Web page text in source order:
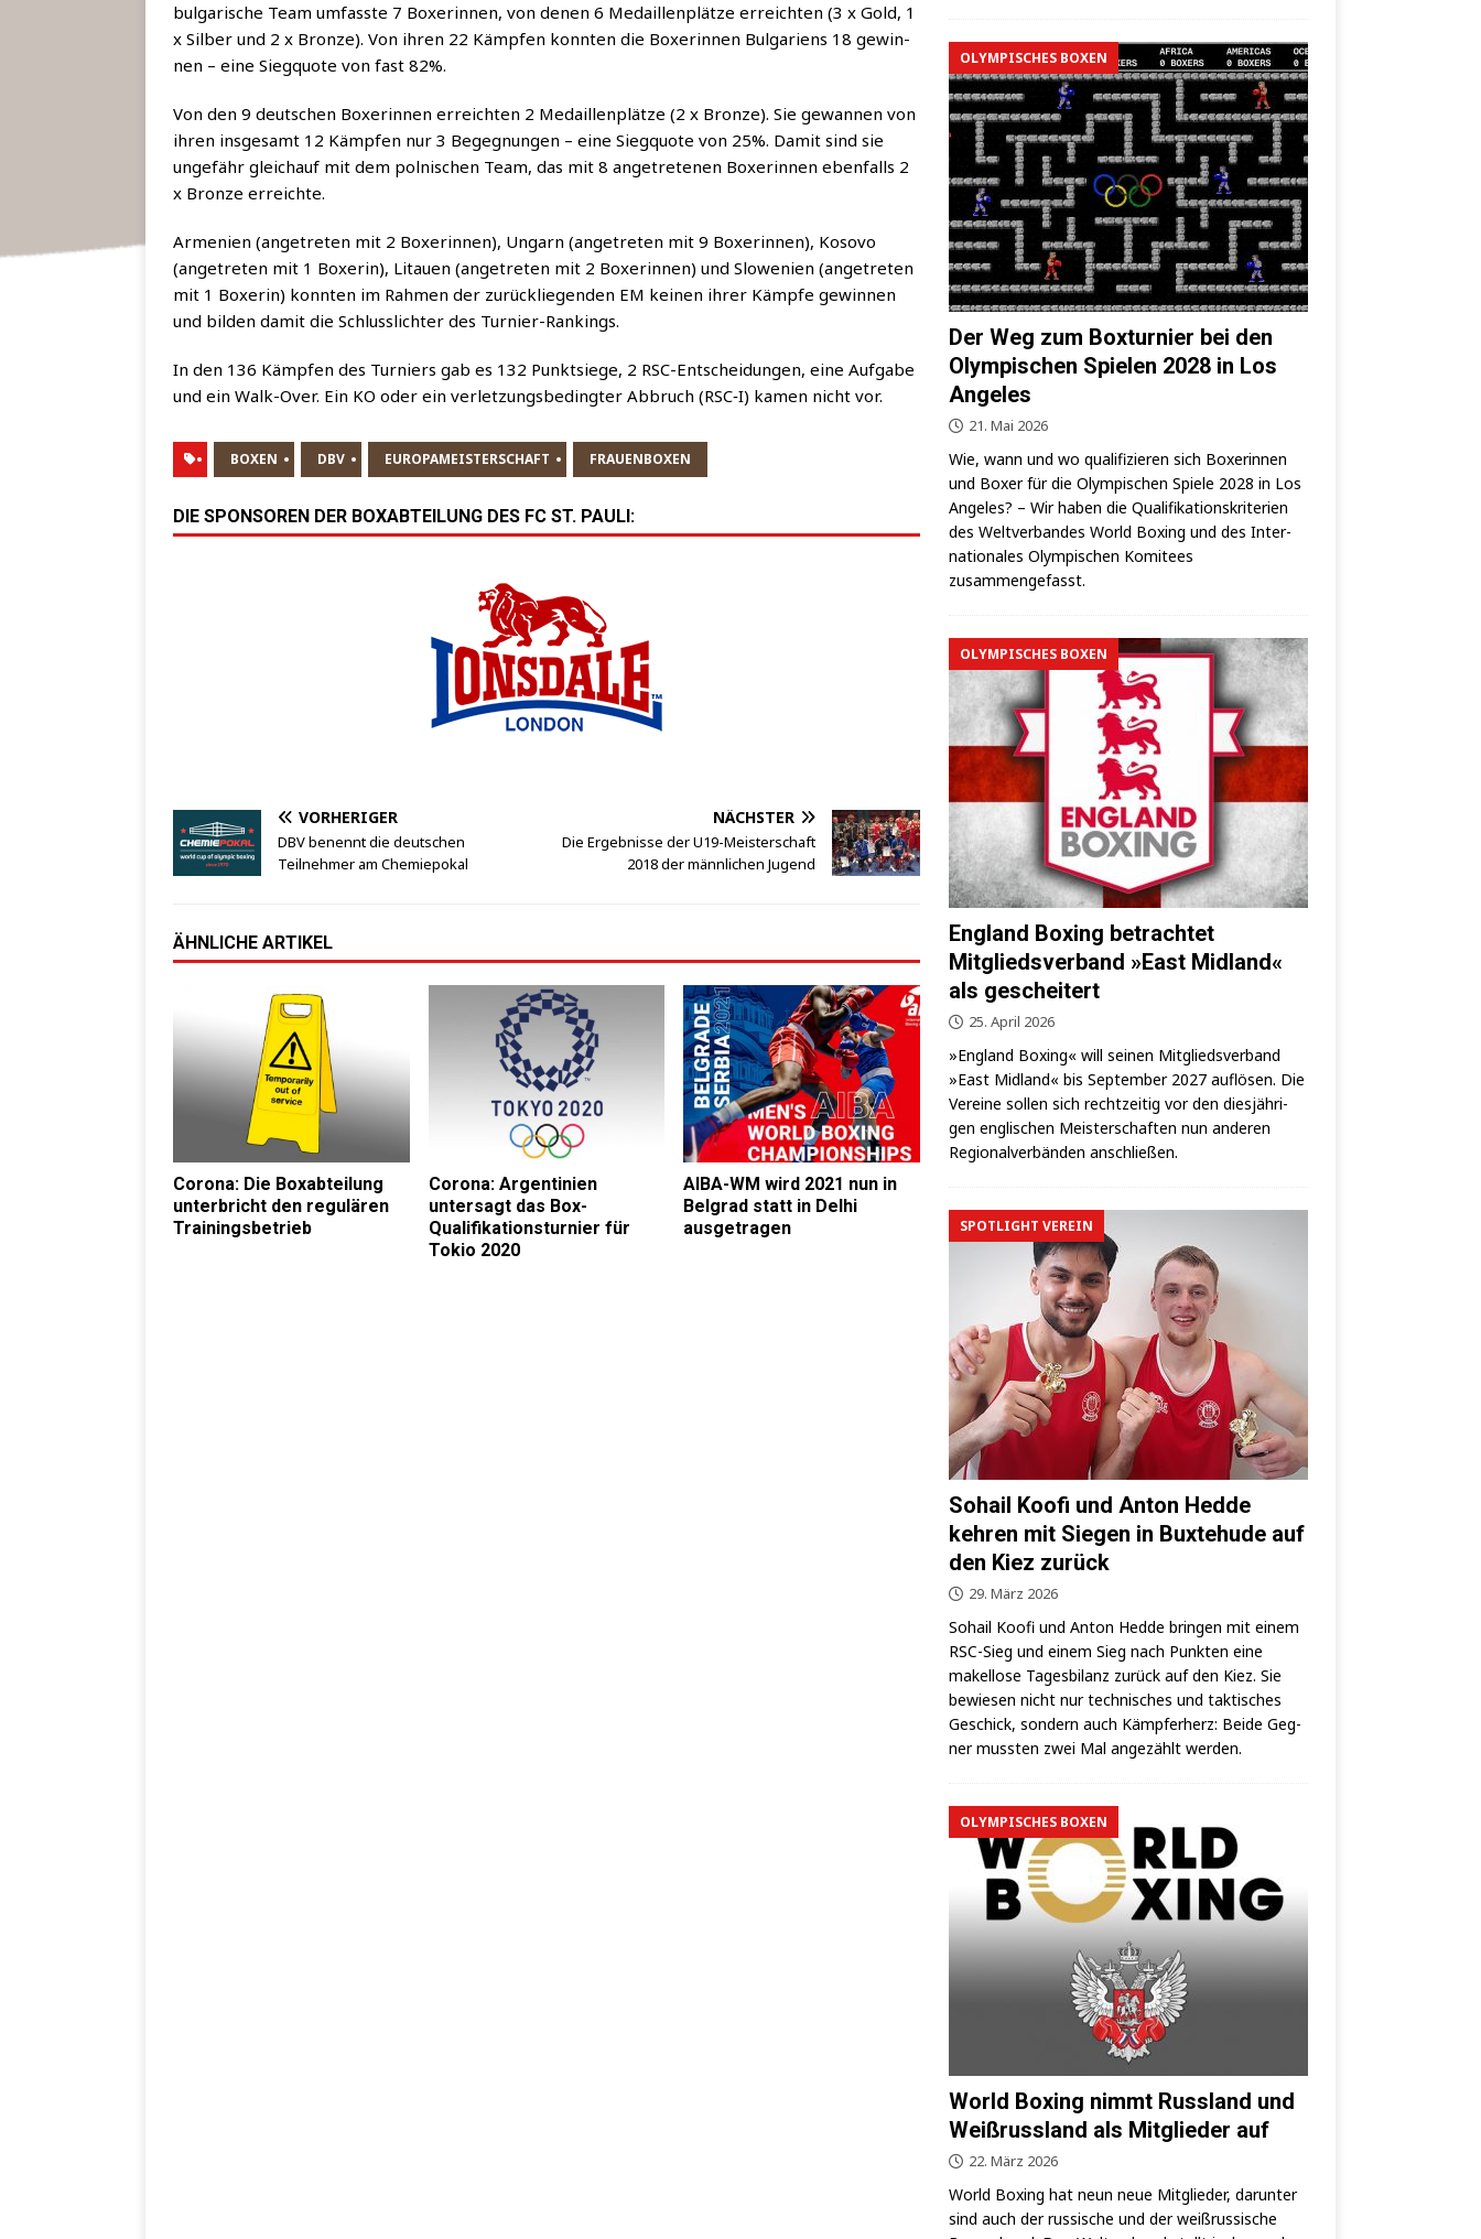
bul­ga­ri­sche Team umfass­te 7 Boxe­rin­nen, von denen 6 Medail­len­plät­ze erreich­ten (3 x Gold, 1
x Sil­ber und 2 x Bron­ze). Von ihren 22 Kämp­fen konn­ten die Boxe­rin­nen Bul­ga­ri­ens 18 gewin­
nen – eine Sieg­quo­te von fast 82%.
Von den 9 deut­schen Boxe­rin­nen erreich­ten 2 Medail­len­plät­ze (2 x Bron­ze). Sie gewan­nen von
ihren ins­ge­samt 12 Kämp­fen nur 3 Begeg­nun­gen – eine Sieg­quo­te von 25%. Damit sind sie
unge­fähr gleich­auf mit dem pol­ni­schen Team, das mit 8 ange­tre­te­nen Boxe­rin­nen eben­falls 2
x Bron­ze erreichte.
Arme­ni­en (ange­tre­ten mit 2 Boxe­rin­nen), Ungarn (ange­tre­ten mit 9 Boxe­rin­nen), Koso­vo
(ange­tre­ten mit 1 Boxe­rin), Litau­en (ange­tre­ten mit 2 Boxe­rin­nen) und Slo­we­ni­en (ange­tre­ten
mit 1 Boxe­rin) konn­ten im Rah­men der zurück­lie­gen­den EM kei­nen ihrer Kämp­fe gewin­nen
und bil­den damit die Schluss­lich­ter des Turnier-Rankings.
In den 136 Kämp­fen des Tur­niers gab es 132 Punkt­sie­ge, 2 RSC-Ent­schei­dun­gen, eine Auf­ga­be
und ein Walk-Over. Ein KO oder ein ver­let­zungs­be­ding­ter Abbruch (RSC‑I) kamen nicht vor.
BOXEN DBV EUROPAMEISTERSCHAFT FRAUENBOXEN
DIE SPONSOREN DER BOXABTEILUNG DES FC ST. PAULI:
VORHERIGER
DBV benennt die deutschen
Teilnehmer am Chemiepokal
NÄCHSTER
Die Ergebnisse der U19-Meisterschaft
2018 der männlichen Jugend
ÄHNLICHE ARTIKEL
Corona: Die Boxabteilung
unterbricht den regulären
Trainingsbetrieb
Corona: Argentinien
untersagt das Box-
Qualifikationsturnier für
Tokio 2020
AIBA-WM wird 2021 nun in
Belgrad statt in Delhi
ausgetragen
OLYMPISCHES BOXEN
Der Weg zum Boxturnier bei den
Olympischen Spielen 2028 in Los
Angeles
21. Mai 2026
Wie, wann und wo qua­li­fi­zie­ren sich Boxe­rin­nen
und Boxer für die Olym­pi­schen Spie­le 2028 in Los
Ange­les? – Wir haben die Qua­li­fi­ka­ti­ons­kri­te­ri­en
des Welt­ver­ban­des World Boxing und des Inter­
na­tio­na­les Olym­pi­schen Komi­tees
zusammengefasst.
OLYMPISCHES BOXEN
England Boxing betrachtet
Mitgliedsverband »East Midland«
als gescheitert
25. April 2026
»Eng­land Boxing« will sei­nen Mit­glieds­ver­band
»East Mid­land« bis Sep­tem­ber 2027 auf­lö­sen. Die
Ver­ei­ne sol­len sich recht­zei­tig vor den dies­jäh­ri­
gen eng­li­schen Meis­ter­schaf­ten nun ande­ren
Regio­nal­ver­bän­den anschließen.
SPOTLIGHT VEREIN
Sohail Koofi und Anton Hedde
kehren mit Siegen in Buxtehude auf
den Kiez zurück
29. März 2026
Sohail Koo­fi und Anton Hed­de brin­gen mit einem
RSC-Sieg und einem Sieg nach Punk­ten eine
makel­lo­se Tages­bi­lanz zurück auf den Kiez. Sie
bewie­sen nicht nur tech­ni­sches und tak­ti­sches
Geschick, son­dern auch Kämp­fer­herz: Bei­de Geg­
ner muss­ten zwei Mal ange­zählt werden.
OLYMPISCHES BOXEN
World Boxing nimmt Russland und
Weißrussland als Mitglieder auf
22. März 2026
World Boxing hat neun neue Mit­glie­der, dar­un­ter
sind auch der rus­si­sche und der weiß­rus­si­sche